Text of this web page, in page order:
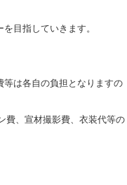
目指していきます。
は各自の負担となりますの
費、宣材撮影費、衣装代等の